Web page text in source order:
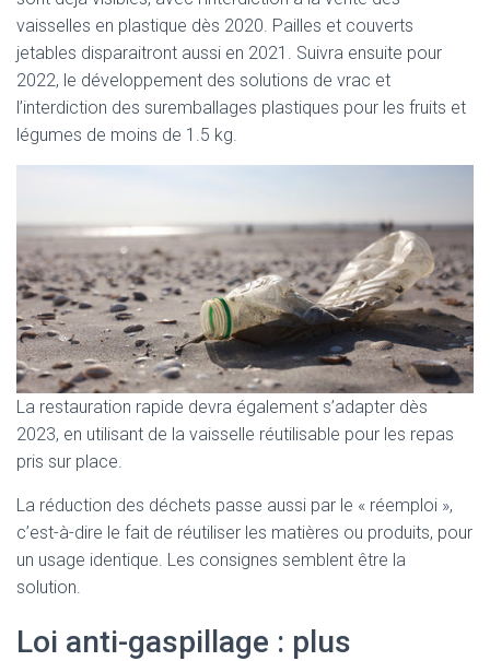
vaisselles en plastique dès 2020. Pailles et couverts
jetables disparaitront aussi en 2021. Suivra ensuite pour
2022, le développement des solutions de vrac et
l’interdiction des suremballages plastiques pour les fruits et
légumes de moins de 1.5 kg.
La restauration rapide devra également s’adapter dès
2023, en utilisant de la vaisselle réutilisable pour les repas
pris sur place.
La réduction des déchets passe aussi par le « réemploi »,
c’est-à-dire le fait de réutiliser les matières ou produits, pour
un usage identique. Les consignes semblent être la
solution.
Loi anti-gaspillage : plus